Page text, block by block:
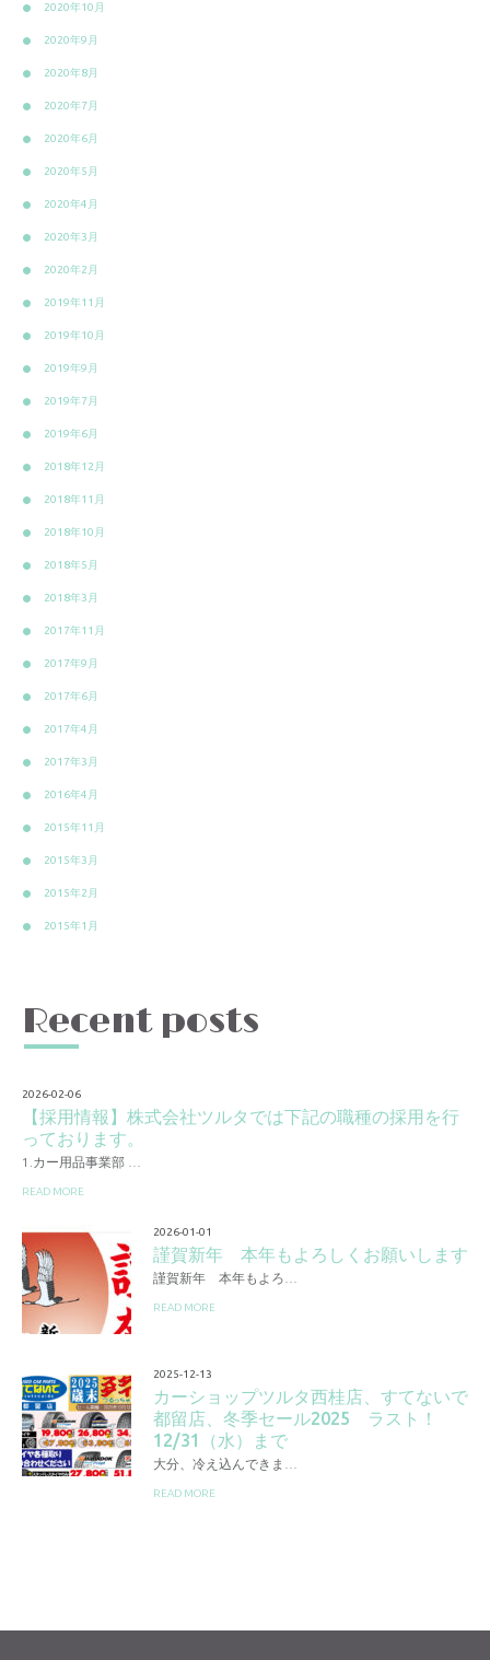
2020年10月
2020年9月
2020年8月
2020年7月
2020年6月
2020年5月
2020年4月
2020年3月
2020年2月
2019年11月
2019年10月
2019年9月
2019年7月
2019年6月
2018年12月
2018年11月
2018年10月
2018年5月
2018年3月
2017年11月
2017年9月
2017年6月
2017年4月
2017年3月
2016年4月
2015年11月
2015年3月
2015年2月
2015年1月
Recent posts
2026-02-06
【採用情報】株式会社ツルタでは下記の職種の採用を行
っております。
1.カー用品事業部 …
READ MORE
2026-01-01
謹賀新年 本年もよろしくお願いします
謹賀新年 本年もよろ…
READ MORE
2025-12-13
カーショップツルタ西桂店、すてないで
都留店、冬季セール2025 ラスト！
12/31（水）まで
大分、冷え込んできま…
READ MORE